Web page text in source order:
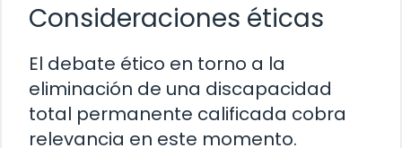
Consideraciones éticas
El debate ético en torno a la
eliminación de una discapacidad
total permanente calificada cobra
relevancia en este momento.